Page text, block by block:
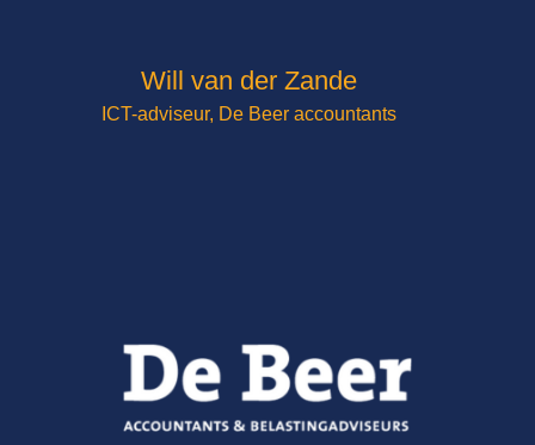
Will van der Zande
ICT-adviseur, De Beer accountants